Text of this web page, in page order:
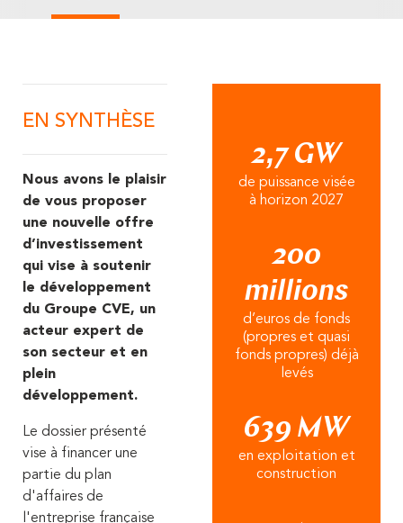
EN SYNTHÈSE
Nous avons le plaisir
de vous proposer
une nouvelle offre
d’investissement
qui vise à soutenir
le développement
du Groupe CVE, un
acteur expert de
son secteur et en
plein
développement.
Le dossier présenté
vise à financer une
partie du plan
d'affaires de
l'entreprise française
2,7 GW
de puissance visée
à horizon 2027
200
millions
d’euros de fonds
(propres et quasi
fonds propres) déjà
levés
639 MW
en exploitation et
construction